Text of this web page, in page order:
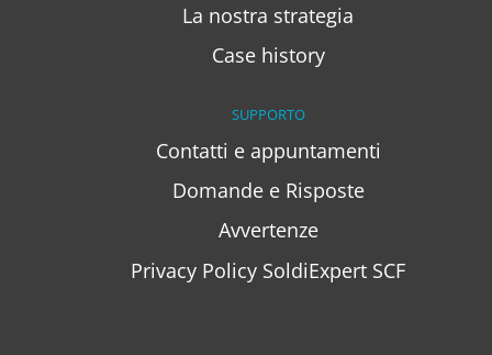
La nostra strategia
Case history
SUPPORTO
Contatti e appuntamenti
Domande e Risposte
Avvertenze
Privacy Policy SoldiExpert SCF